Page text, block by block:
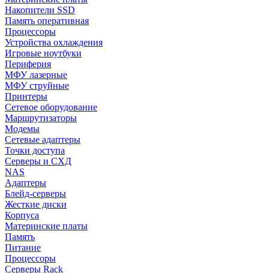
Накопители SSD
Память оперативная
Процессоры
Устройства охлаждения
Игровые ноутбуки
Периферия
МФУ лазерные
МФУ струйные
Принтеры
Сетевое оборудование
Маршрутизаторы
Модемы
Сетевые адаптеры
Точки доступа
Серверы и СХД
NAS
Адаптеры
Блейд-серверы
Жесткие диски
Корпуса
Материнские платы
Память
Питание
Процессоры
Серверы Rack